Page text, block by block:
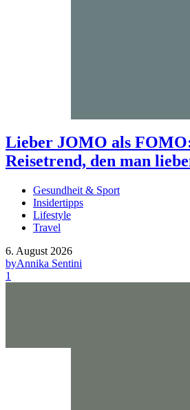
Lieber JOMO als
Reisetrend, den man
Gesundheit & Sport
Insidertipps
Lifestyle
Travel
6. August 2026
byAnnika Sentini
1